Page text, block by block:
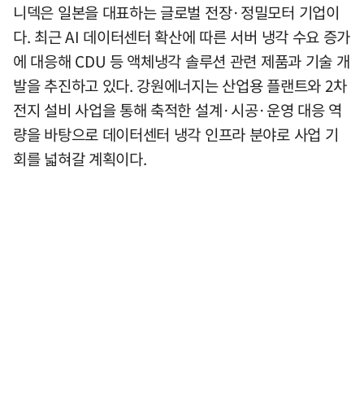
니덱은 일본을 대표하는 글로벌 전장·정밀모터 기업이
다. 최근 AI 데이터센터 확산에 따른 서버 냉각 수요 증가
에 대응해 CDU 등 액체냉각 솔루션 관련 제품과 기술 개
발을 추진하고 있다. 강원에너지는 산업용 플랜트와 2차
전지 설비 사업을 통해 축적한 설계·시공·운영 대응 역
량을 바탕으로 데이터센터 냉각 인프라 분야로 사업 기
회를 넓혀갈 계획이다.